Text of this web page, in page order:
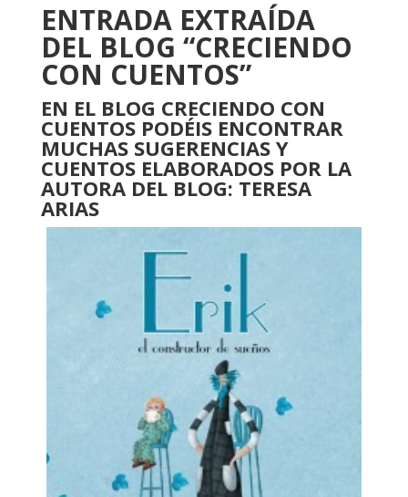
ENTRADA EXTRAÍDA
DEL BLOG “CRECIENDO
CON CUENTOS”
EN EL BLOG CRECIENDO CON
CUENTOS PODÉIS ENCONTRAR
MUCHAS SUGERENCIAS Y
CUENTOS ELABORADOS POR LA
AUTORA DEL BLOG: TERESA
ARIAS